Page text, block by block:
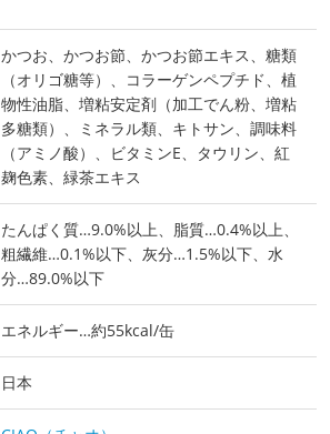
かつお、かつお節、かつお節エキス、糖類
（オリゴ糖等）、コラーゲンペプチド、植
物性油脂、増粘安定剤（加工でん粉、増粘
多糖類）、ミネラル類、キトサン、調味料
（アミノ酸）、ビタミンE、タウリン、紅
麹色素、緑茶エキス
たんぱく質…9.0%以上、脂質…0.4%以上、
粗繊維…0.1%以下、灰分…1.5%以下、水
分…89.0%以下
エネルギー…約55kcal/缶
日本